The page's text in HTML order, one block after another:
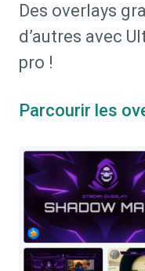
Des overlays
d’autres avec
pro !
Parcourir les